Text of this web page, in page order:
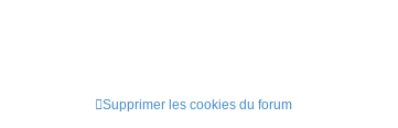
Supprimer les cookies du forum